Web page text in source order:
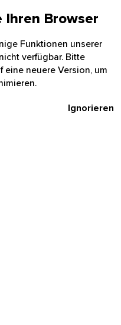
Ihren Browser
Funktionen unserer
verfügbar. Bitte
eine neuere Version, um
Ignorieren